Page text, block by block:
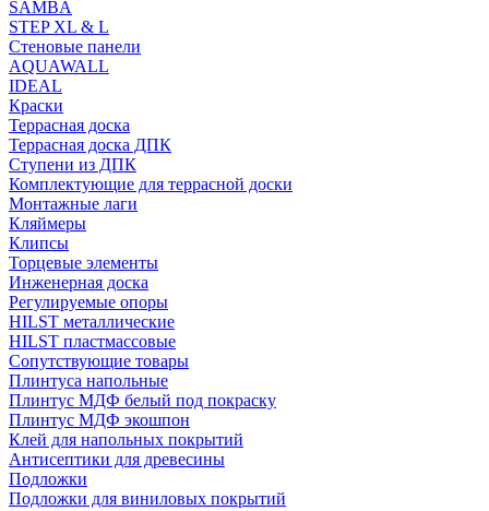
SAMBA
STEP XL & L
Стеновые панели
AQUAWALL
IDEAL
Краски
Террасная доска
Террасная доска ДПК
Ступени из ДПК
Комплектующие для террасной доски
Монтажные лаги
Кляймеры
Клипсы
Торцевые элементы
Инженерная доска
Регулируемые опоры
HILST металлические
HILST пластмассовые
Сопутствующие товары
Плинтуса напольные
Плинтус МДФ белый под покраску
Плинтус МДФ экошпон
Клей для напольных покрытий
Антисептики для древесины
Подложки
Подложки для виниловых покрытий